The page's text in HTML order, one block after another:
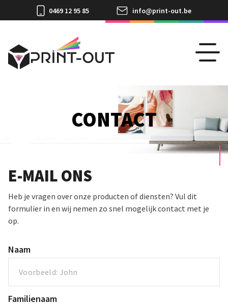
0469 12 95 85 info@print-out.be
CONTACT
E-MAIL ONS
Heb je vragen over onze producten of diensten? Vul dit
formulier in en wij nemen zo snel mogelijk contact met je
op.
Naam
Familienaam